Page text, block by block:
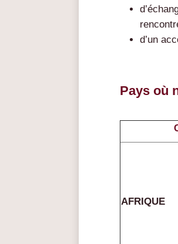
d’un
Pays où
AFRIQUE